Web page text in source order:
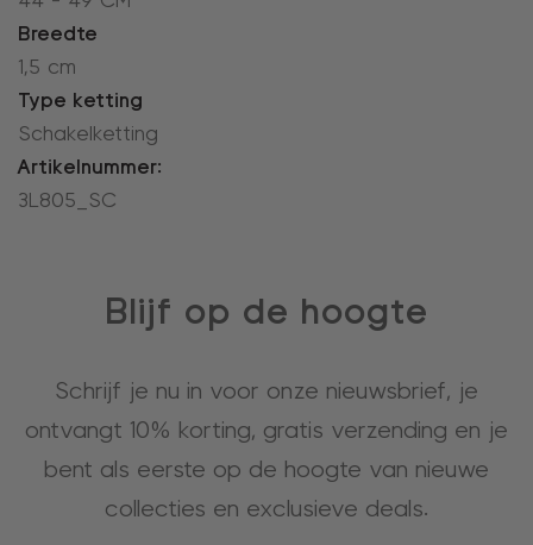
Breedte
1,5 cm
Type ketting
Schakelketting
Artikelnummer:
3L805_SC
Blijf op de hoogte
Schrijf je nu in voor onze nieuwsbrief, je
ontvangt 10% korting, gratis verzending en je
bent als eerste op de hoogte van nieuwe
collecties en exclusieve deals.